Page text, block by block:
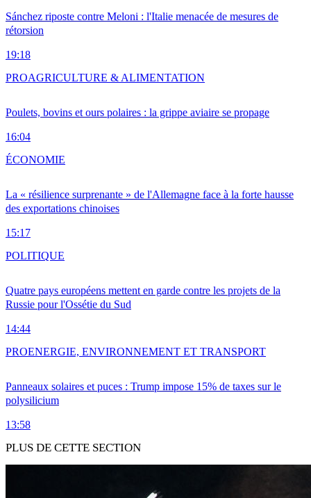
Sánchez riposte contre Meloni : l'Italie menacée de mesures de
rétorsion
19:18
Poulets, bovins et ours polaires : la grippe aviaire se propage
16:04
PROAGRICULTURE & ALIMENTATION
La « résilience surprenante » de l'Allemagne face à la forte hausse
des exportations chinoises
15:17
ÉCONOMIE
Quatre pays européens mettent en garde contre les projets de la
Russie pour l'Ossétie du Sud
14:44
POLITIQUE
Panneaux solaires et puces : Trump impose 15% de taxes sur le
polysilicium
13:58
PROENERGIE, ENVIRONNEMENT ET TRANSPORT
PLUS DE CETTE SECTION